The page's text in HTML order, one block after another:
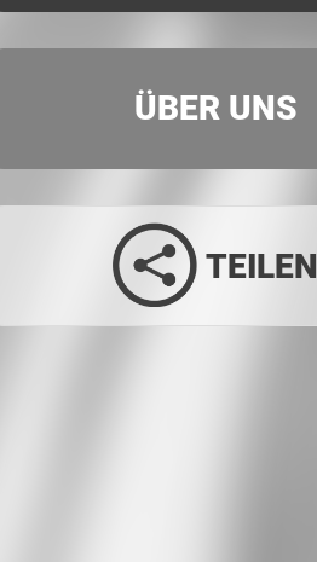
ÜBER UNS
TEILEN